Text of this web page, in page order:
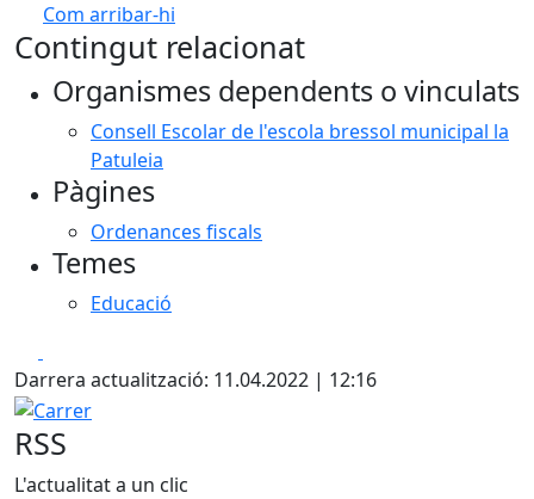
Com arribar-hi
+
−
Contingut relacionat
Organismes dependents o vinculats
Consell Escolar de l'escola bressol municipal la
Patuleia
Pàgines
Ordenances fiscals
Temes
Educació
Darrera actualització: 11.04.2022 | 12:16
Carrer
RSS
L'actualitat a un clic